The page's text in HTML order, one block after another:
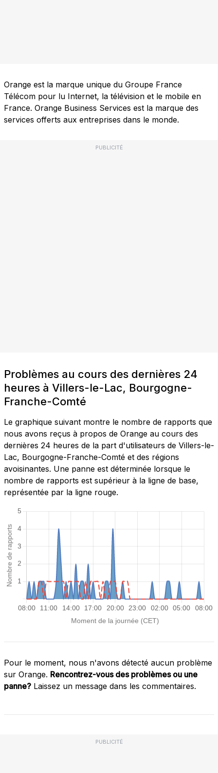
Orange est la marque unique du Groupe France
Télécom pour lu Internet, la télévision et le mobile en
France. Orange Business Services est la marque des
services offerts aux entreprises dans le monde.
PUBLICITÉ
Problèmes au cours des dernières 24
heures à Villers-le-Lac, Bourgogne-
Franche-Comté
Le graphique suivant montre le nombre de rapports que
nous avons reçus à propos de Orange au cours des
dernières 24 heures de la part d'utilisateurs de Villers-le-
Lac, Bourgogne-Franche-Comté et des régions
avoisinantes. Une panne est déterminée lorsque le
nombre de rapports est supérieur à la ligne de base,
représentée par la ligne rouge.
Pour le moment, nous n'avons détecté aucun problème
sur Orange. Rencontrez-vous des problèmes ou une
panne? Laissez un message dans les commentaires.
PUBLICITÉ